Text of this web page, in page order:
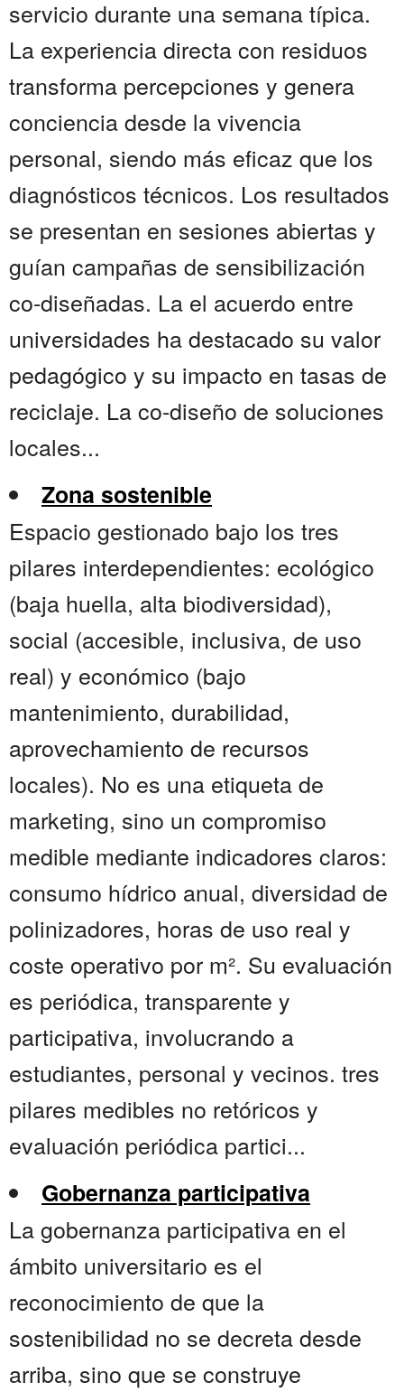
servicio durante una semana típica.
La experiencia directa con residuos
transforma percepciones y genera
conciencia desde la vivencia
personal, siendo más eficaz que los
diagnósticos técnicos. Los resultados
se presentan en sesiones abiertas y
guían campañas de sensibilización
co-diseñadas. La el acuerdo entre
universidades ha destacado su valor
pedagógico y su impacto en tasas de
reciclaje. La co-diseño de soluciones
locales...
Zona sostenible
Espacio gestionado bajo los tres
pilares interdependientes: ecológico
(baja huella, alta biodiversidad),
social (accesible, inclusiva, de uso
real) y económico (bajo
mantenimiento, durabilidad,
aprovechamiento de recursos
locales). No es una etiqueta de
marketing, sino un compromiso
medible mediante indicadores claros:
consumo hídrico anual, diversidad de
polinizadores, horas de uso real y
coste operativo por m². Su evaluación
es periódica, transparente y
participativa, involucrando a
estudiantes, personal y vecinos. tres
pilares medibles no retóricos y
evaluación periódica partici...
Gobernanza participativa
La gobernanza participativa en el
ámbito universitario es el
reconocimiento de que la
sostenibilidad no se decreta desde
arriba, sino que se construye